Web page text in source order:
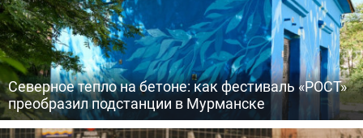
Северное тепло на бетоне: как фестиваль «РОСТ»
преобразил подстанции в Мурманске